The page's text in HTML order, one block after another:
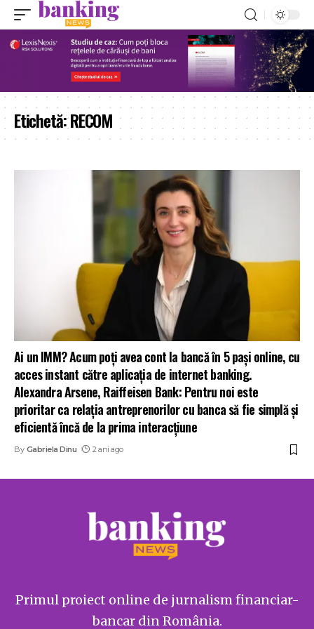
Etichetă:RECOM
Ai un IMM? Acum poți avea cont la bancă în 5 pași online, cu
acces instant către aplicația de internet banking.
Alexandra Arsene, Raiffeisen Bank: Pentru noi este
prioritar ca relația antreprenorilor cu banca să fie simplă și
eficientă încă de la prima interacțiune
By Gabriela Dinu 2 ani ago
Primul proiect online de jurnalism financiar-
bancar din România.